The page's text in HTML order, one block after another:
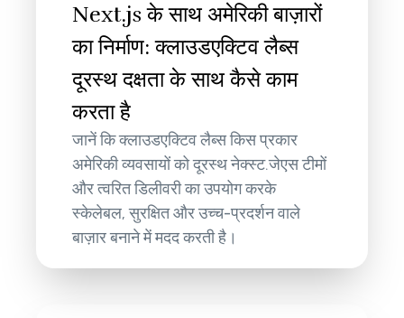
Next.js के साथ अमेरिकी बाज़ारों
का निर्माण: क्लाउडएक्टिव लैब्स
दूरस्थ दक्षता के साथ कैसे काम
करता है
जानें कि क्लाउडएक्टिव लैब्स किस प्रकार
अमेरिकी व्यवसायों को दूरस्थ नेक्स्ट.जेएस टीमों
और त्वरित डिलीवरी का उपयोग करके
स्केलेबल, सुरक्षित और उच्च-प्रदर्शन वाले
बाज़ार बनाने में मदद करती है।